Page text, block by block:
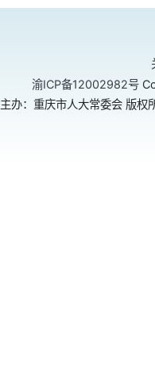
渝ICP备12002982号
主办：重庆市人大常委会 版